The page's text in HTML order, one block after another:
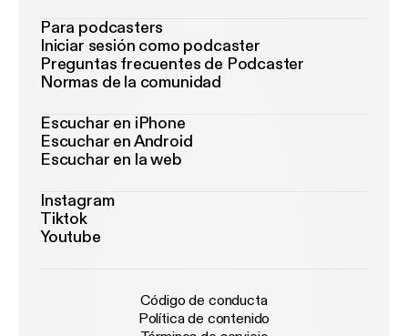
Para podcasters
Iniciar sesión como podcaster
Preguntas frecuentes de Podcaster
Normas de la comunidad
Escuchar en iPhone
Escuchar en Android
Escuchar en la web
Instagram
Tiktok
Youtube
Código de conducta
Política de contenido